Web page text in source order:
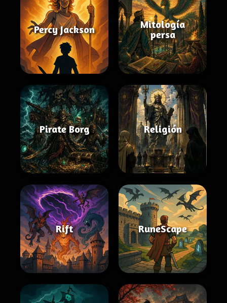
Percy Jackson
Mitología
persa
Pirate Borg Religión
Rift RuneScape